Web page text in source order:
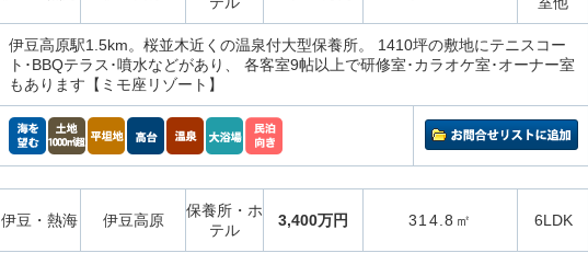
伊豆高原駅1.5km。桜並木近くの温泉付大型保養所。 1410坪の敷地にテニスコー
ト･BBQテラス･噴水などがあり、 各客室9帖以上で研修室･カラオケ室･オーナー室
もあります【ミモ座リゾート】
伊豆・熱海 伊豆高原
保養所・ホ
テル
3,400万円 314.8㎡ 6LDK